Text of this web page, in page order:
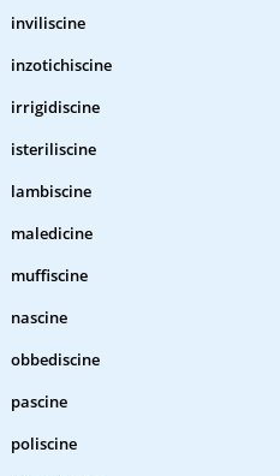
inviliscine
inzotichiscine
irrigidiscine
isteriliscine
lambiscine
maledicine
muffiscine
nascine
obbediscine
pascine
poliscine